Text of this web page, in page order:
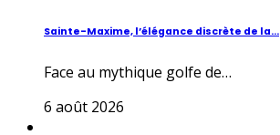
Sainte-Maxime, l’élégance discrète de la...
Face au mythique golfe de…
6 août 2026